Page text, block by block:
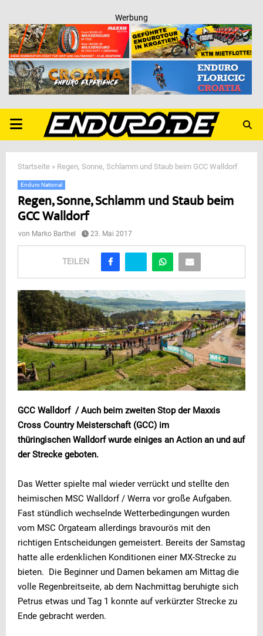
Werbung
PRIMARY
MENU
Startseite » Regen, Sonne, Schlamm und Staub beim GCC Walldorf
Enduro National
Regen, Sonne, Schlamm und Staub beim
GCC Walldorf
von Marko Barthel 23. Mai 2017
TEILEN
GCC Walldorf / Auch beim zweiten Stop der Maxxis
Cross Country Meisterschaft (GCC) im
thüringischen Walldorf wurde einiges an Action an und auf
der Strecke geboten.
Das Wetter spielte mal wieder verrückt und stellte den
heimischen MSC Walldorf / Werra vor große Aufgaben.
Fast stündlich wechselnde Wetterbedingungen wurden
vom MSC Orgateam allerdings bravourös mit den
richtigen Entscheidungen gemeistert. Bereits der Samstag
hatte alle erdenklichen Konditionen einer MX-Strecke zu
bieten. Die Beginner und Damen bekamen am Mittag die
volle Regenbreitseite, ab dem Nachmittag beruhigte sich
Petrus etwas und Tag 1 konnte auf verkürzter Strecke zu
Ende gebracht werden.